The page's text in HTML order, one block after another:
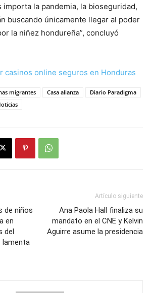
la pandemia, la bioseguridad,
buscando únicamente llegar al poder
la niñez hondureña”, concluyó
casinos online seguros en Honduras
migrantes Casa alianza
Diario Paradigma
de niños
en
del
lamenta
Artículo siguiente
Ana Paola Hall finaliza su
mandato en el CNE y Kelvin
Aguirre asume la presidencia